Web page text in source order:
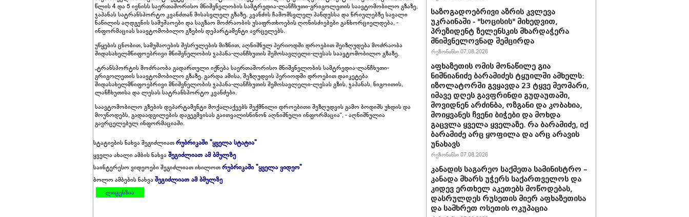
წლის 4 და 5 ივნისს საერთაშორისო მნიშვნელობის სამტრედია-ლანჩხუთი-გრიგოლეთის საავტომობილო გზაზე,
ჯაპანას სატრანსპორტო კვანძთან მისასვლელ გზაზე, კვანძის ჩამომსვლელ პანდუსსა და წრიულებზე სავალი
ნაწილის აღდგენის სამუშაოები და საგზაო მოძრაობის უსაფრთხოების ღონისძიებები განხორციელდება, -
ინფორმაციას საავტომობილო გზების დეპარტამენტი ავრცელებს.
უწყების ცნობით, სამუშაოების შესრულების მიზნით, აღნიშნულ პერიოდში დროებით შეიზღუდება მოძრაობა
შიდასახელმწიფოებრივი მნიშვნელობის ჯაპანა-ლანჩხუთის შემოსავლელი-ლესას საავტომობილო გზაზე.
„ტრანსპორტის მოძრაობა გადართული იქნება საერთაშორისო მნიშვნელობის სამტრედია-ლანჩხუთი-
გრიგოლეთის საავტომობილო გზაზე. გარდა ამისა, შეზღუდვის პერიოდში დროებით დაიკეტება
შიდასახელმწიფოებრივი მნიშვნელობის ჯაპანა-ლანჩხუთის შემოსავლელი-ლესას გზის, ჯაპანას, ნიგოითის,
ლანჩხუთისა და ლესას სატრანსპორტო კვანძები.
საავტომობილო გზების დეპარტამენტი მოქალაქეებს შექმნილი დროებითი შეზღუდვის გამო ბოდიშს უხდის და
მოუწოდებს, გადაადგილების დაგეგმვისას გაითვალისწინონ აღნიშნული ინფორმაცია“, - აღნიშნულია
გავრცელებულ ინფორმაციაში.
სტატიების ნახვა შეგიძლიათრუბრიკაში "ყველა სტატია"
ყველა ახალი ამბის ნახვაშეგიძლიათ ამ ბმულზე
საინტერესო ვიდეოები შეგიძლიათ იხილოთრუბრიკაში "ყველა ვიდეო"
ბოლო ამბების ნახვაშეგიძლიათ ამ ბმულზე
ლიცენზია
საზოგადოებრივი აზრის კვლევა
უკრაინაში - "სოცისის" მიხედვით,
პრეზიდენტ ზელენსკის მხარდაჭერა
მნიშვნელოვნად შემცირდა
რეზონანსი 07.08.2026
აფხაზეთის ომის მონაწილე გია
ნიშნიანიძე ბარამიძეს ტყუილში ამხელს:
იზოლატორში გვყავდა 23 ტყვე მეომარი,
იმავე დღეს გავფრინდი გუდაუთაში,
მოვიდნენ არძინბა, ოზგანი და კობახია,
მოიყვანეს ჩვენი ბიჭები და მოხდა
გაცვლა ყველა ყველაზე. რა ბარამიძე, იქ
ბარამიძე არც ყოფილა და არც არავის
უნახავს
რეზონანსი 07.08.2026
კანადის საგარეო საქმეთა სამინისტრო –
კანადა მხარს უჭერს საქართველოს და
კიდევ ერთხელ აკეთებს მოწოდებას,
დასრულდეს რუსეთის მიერ აფხაზეთისა
და სამხრეთ ოსეთის ოკუპაცია